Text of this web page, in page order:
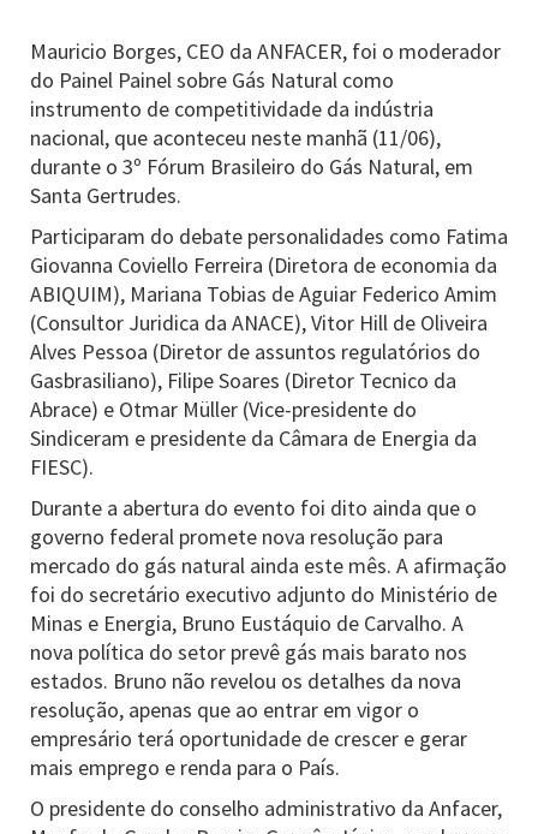
Mauricio Borges, CEO da ANFACER, foi o moderador
do Painel Painel sobre Gás Natural como
instrumento de competitividade da indústria
nacional, que aconteceu neste manhã (11/06),
durante o 3º Fórum Brasileiro do Gás Natural, em
Santa Gertrudes.
Participaram do debate personalidades como Fatima
Giovanna Coviello Ferreira (Diretora de economia da
ABIQUIM), Mariana Tobias de Aguiar Federico Amim
(Consultor Juridica da ANACE), Vitor Hill de Oliveira
Alves Pessoa (Diretor de assuntos regulatórios do
Gasbrasiliano), Filipe Soares (Diretor Tecnico da
Abrace) e Otmar Müller (Vice-presidente do
Sindiceram e presidente da Câmara de Energia da
FIESC).
Durante a abertura do evento foi dito ainda que o
governo federal promete nova resolução para
mercado do gás natural ainda este mês. A afirmação
foi do secretário executivo adjunto do Ministério de
Minas e Energia, Bruno Eustáquio de Carvalho. A
nova política do setor prevê gás mais barato nos
estados. Bruno não revelou os detalhes da nova
resolução, apenas que ao entrar em vigor o
empresário terá oportunidade de crescer e gerar
mais emprego e renda para o País.
O presidente do conselho administrativo da Anfacer,